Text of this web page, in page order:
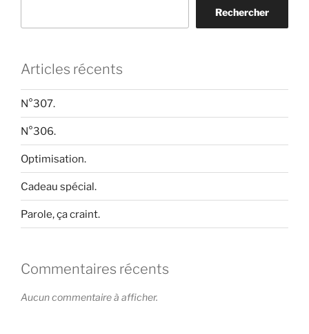
Rechercher
Articles récents
N°307.
N°306.
Optimisation.
Cadeau spécial.
Parole, ça craint.
Commentaires récents
Aucun commentaire à afficher.